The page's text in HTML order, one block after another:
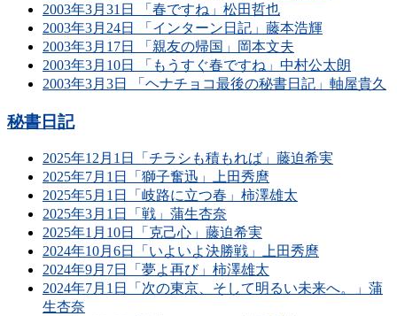
2003年3月31日 「春ですね」松田哲也
2003年3月24日 「インターン日記」藤本浩輝
2003年3月17日 「親友の帰国」岡本文夫
2003年3月10日 「もうすぐ春ですね」中村公太朗
2003年3月3日 「ヘナチョコ最後の秘書日記」軸屋貴久
秘書日記
2025年12月1日「チラシも積もれば」藤迫希実
2025年7月1日「獅子奮迅」上田秀麿
2025年5月1日「岐路に立つ春」柿澤雄太
2025年3月1日「戦」蒲生杏奈
2025年1月10日「克己心」藤迫希実
2024年10月6日「いよいよ決勝戦」上田秀麿
2024年9月7日「夢よ再び」柿澤雄太
2024年7月1日「次の東京、そして明るい未来へ。」蒲
生杏奈